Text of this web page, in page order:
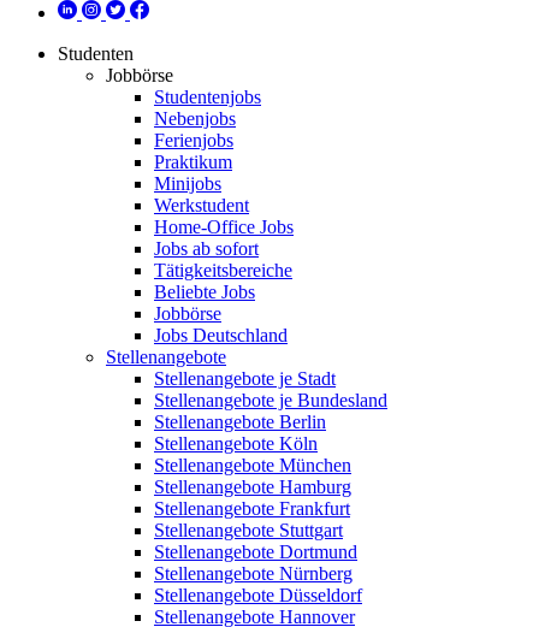
Studenten
Jobbörse
Studentenjobs
Nebenjobs
Ferienjobs
Praktikum
Minijobs
Werkstudent
Home-Office Jobs
Jobs ab sofort
Tätigkeitsbereiche
Beliebte Jobs
Jobbörse
Jobs Deutschland
Stellenangebote
Stellenangebote je Stadt
Stellenangebote je Bundesland
Stellenangebote Berlin
Stellenangebote Köln
Stellenangebote München
Stellenangebote Hamburg
Stellenangebote Frankfurt
Stellenangebote Stuttgart
Stellenangebote Dortmund
Stellenangebote Nürnberg
Stellenangebote Düsseldorf
Stellenangebote Hannover